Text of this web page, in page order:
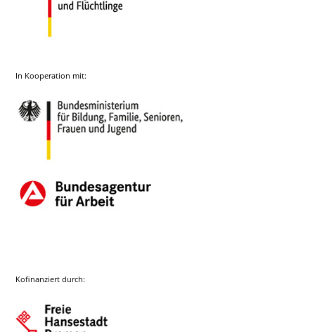
In Kooperation mit:
Kofinanziert durch: